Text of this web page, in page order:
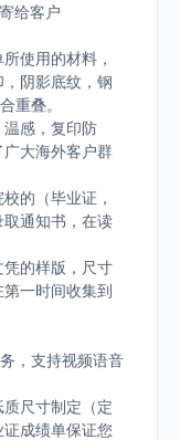
给客户
使用的材料，
阴影底纹，钢
重叠。
感，复印防
大海外客户群
的（毕业证，
通知书，在读
的样版，尺寸
一时间收集到
，支持视频语音
尺寸制定（定
成绩单保证您